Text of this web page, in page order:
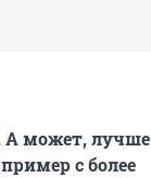
А может, лучше
с более